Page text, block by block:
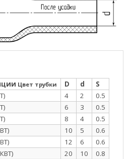
Цвет трубки D d
S
4 2
0.5
6 3
0.5
8 4
0.5
10 5
0.6
12 6
0.6
20 10
0.8